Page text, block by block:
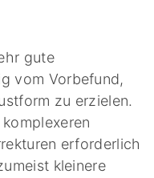
gute
vom Vorbefund,
zu erzielen.
erforderlich
kleinere